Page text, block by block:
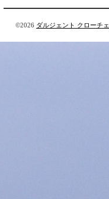
©2026 ダルジェント クローチェ